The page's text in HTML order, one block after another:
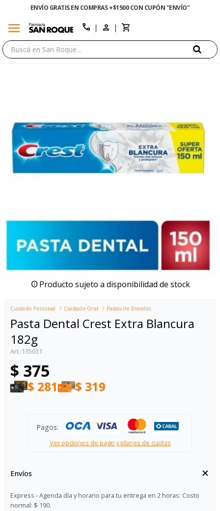
ENVÍO GRATIS EN COMPRAS +$1500 CON CUPÓN "ENVÍO"
menu call
Producto sujeto a disponibilidad de stock
Cuidado Personal Cuidado Oral Pastas de Dientes
Pasta Dental Crest Extra Blancura
182g
135031
$ 375
$ 281 $ 319
Pagos:
Ver opciones de pago y planes de cuotas
Envíos
Express - Agenda día y horario para tu entrega en 2 horas: Costo
normal: $ 190.
close